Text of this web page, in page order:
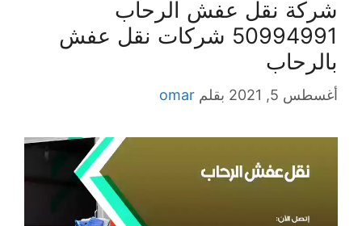
شركة نقل عفش الرحاب
50994991 شركات نقل عفش
بالرحاب
أغسطس 5, 2021 بقلم omar